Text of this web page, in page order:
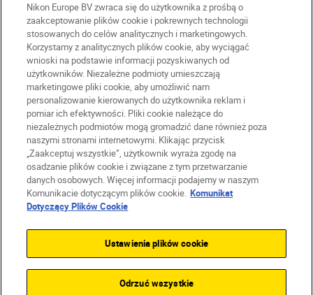
PL Nikon Sites
Skontaktuj się z nami
Oświadczenie dotyczące prywatności
Warunki użytkowania
Warunki korzystania z Nikon Store
Komunikat dotyczący plików cookie
Ustawienia plików cookie
© 2026 Nikon
SKIP
Nikon Europe BV zwraca się do użytkownika z prośbą o
zaakceptowanie plików cookie i pokrewnych technologii
stosowanych do celów analitycznych i marketingowych.
Korzystamy z analitycznych plików cookie, aby wyciągać
wnioski na podstawie informacji pozyskiwanych od
użytkowników. Niezależne podmioty umieszczają
marketingowe pliki cookie, aby umożliwić nam
personalizowanie kierowanych do użytkownika reklam i
pomiar ich efektywności. Pliki cookie należące do
niezależnych podmiotów mogą gromadzić dane również poza
naszymi stronami internetowymi. Klikając przycisk
„Zaakceptuj wszystkie”, użytkownik wyraża zgodę na
osadzanie plików cookie i związane z tym przetwarzanie
danych osobowych. Więcej informacji podajemy w naszym
Komunikacie dotyczącym plików cookie. Komunikat
Dotyczący Plików Cookie
Ustawienia plików cookie
Odrzuć wszystkie